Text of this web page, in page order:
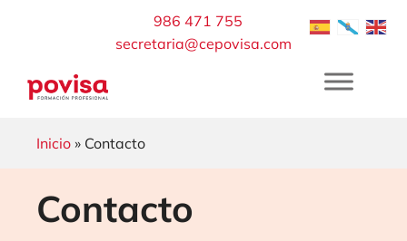
986 471 755
secretaria@cepovisa.com
Inicio » Contacto
Contacto